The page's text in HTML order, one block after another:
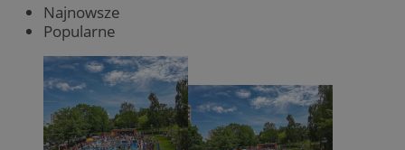
Najnowsze
Popularne